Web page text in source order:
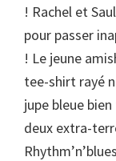
! Rachel et
pour passer
! Le jeune
tee-shirt rayé
jupe bleue
deux extra-